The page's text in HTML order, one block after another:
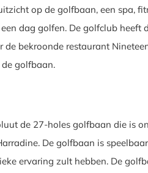
op de golfbaan, een spa,
dag golfen. De golfclub heeft
bekroonde restaurant
golfbaan.
de 27-holes golfbaan die is
De golfbaan is
ervaring zult hebben. De